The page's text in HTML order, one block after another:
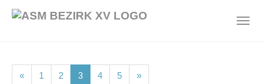
« 1 (current)
2(current)
3(current)
4(current)
5(current)
»